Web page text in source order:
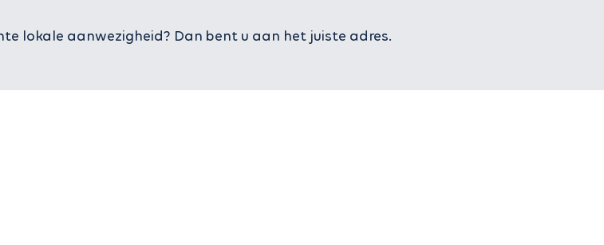
lokale aanwezigheid? Dan bent u aan het juiste adres.